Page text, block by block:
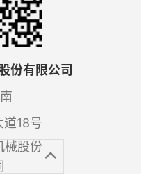
份有限公司
道18号
械股份